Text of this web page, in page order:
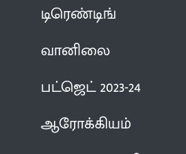
டிரெண்டிங்
வானிலை
பட்ஜெட் 2023-24
ஆரோக்கியம்